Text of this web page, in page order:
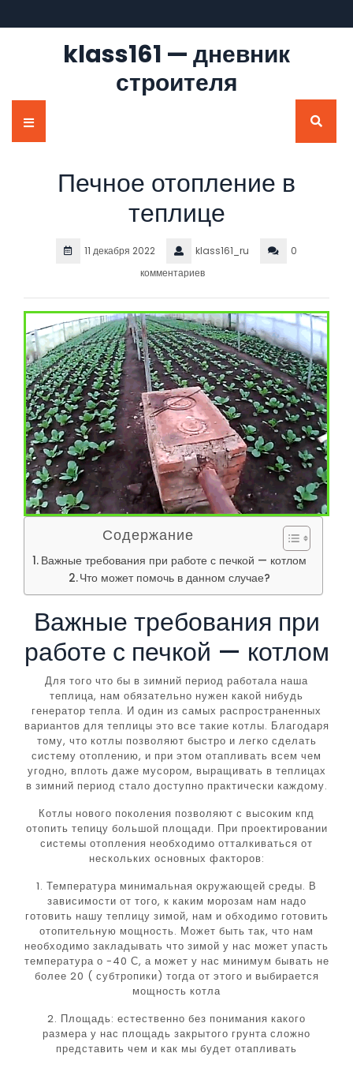
к
содержимомуklass161 — дневник
строителя
Кнопка
Печное отопление в
теплице
11 декабря 2022 klass161_ru
0
комментариев
Содержание
Важные требования при работе с печкой — котлом
Что может помочь в данном случае?
Важные требования при
работе с печкой — котлом
Для того что бы в зимний период работала наша
теплица, нам обязательно нужен какой нибудь
генератор тепла. И один из самых распространенных
вариантов для теплицы это все такие котлы. Благодаря
тому, что котлы позволяют быстро и легко сделать
систему отоплению, и при этом отапливать всем чем
угодно, вплоть даже мусором, выращивать в теплицах
в зимний период стало доступно практически каждому.
Котлы нового поколения позволяют с высоким кпд
отопить тепицу большой площади. При проектировании
системы отопления необходимо отталкиваться от
нескольких основных факторов:
1. Температура минимальная окружающей среды. В
зависимости от того, к каким морозам нам надо
готовить нашу теплицу зимой, нам и обходимо готовить
отопительную мощность. Может быть так, что нам
необходимо закладывать что зимой у нас может упасть
температура о -40 С, а может у нас минимум бывать не
более 20 ( субтропики) тогда от этого и выбирается
мощность котла
2. Площадь: естественно без понимания какого
размера у нас площадь закрытого грунта сложно
представить чем и как мы будет отапливать